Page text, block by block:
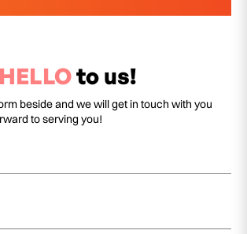
HELLOto us!
beside and we will get in touch with you
to serving you!